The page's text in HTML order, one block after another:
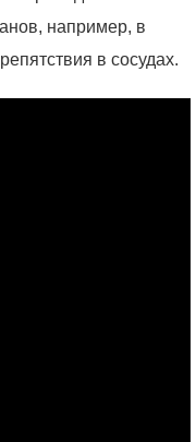
например, в
в сосудах.